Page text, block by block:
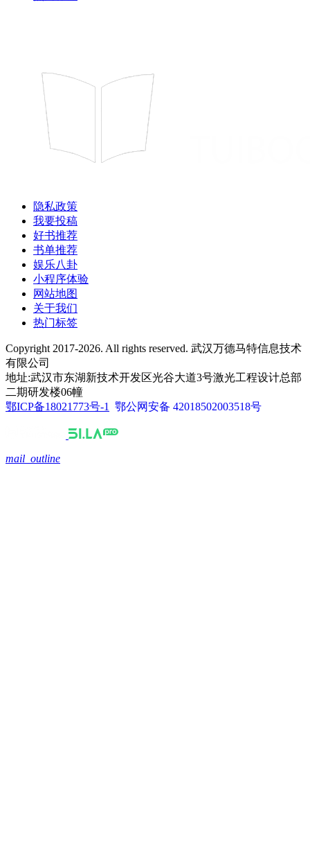
隐私政策
我要投稿
好书推荐
书单推荐
娱乐八卦
小程序体验
网站地图
关于我们
热门标签
Copyright 2017-2026. All rights reserved. 武汉万德马特信息技术
有限公司
地址:武汉市东湖新技术开发区光谷大道3号激光工程设计总部
二期研发楼06幢
鄂ICP备18021773号-1 鄂公网安备 42018502003518号
mail_outline